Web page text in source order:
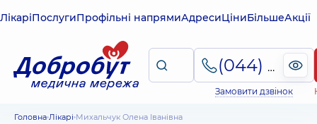
ЛікаріПослугиПрофільні напрямиАдресиЦіниБільшеАкції
(044) 495-2-888
Замовити дзвінок
Головна Лікарі Михальчук Олена Іванівна